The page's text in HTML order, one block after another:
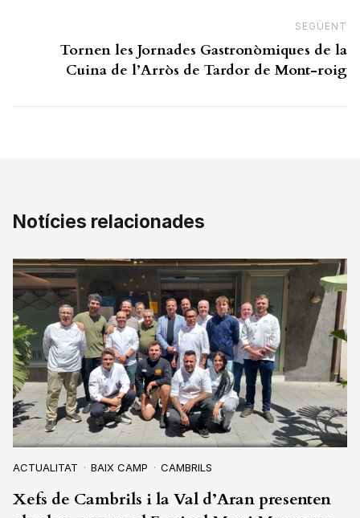
SEGÜENT
Tornen les Jornades Gastronòmiques de la
Cuina de l’Arròs de Tardor de Mont-roig
Notícies relacionades
ACTUALITAT BAIX CAMP CAMBRILS
Xefs de Cambrils i la Val d’Aran presenten